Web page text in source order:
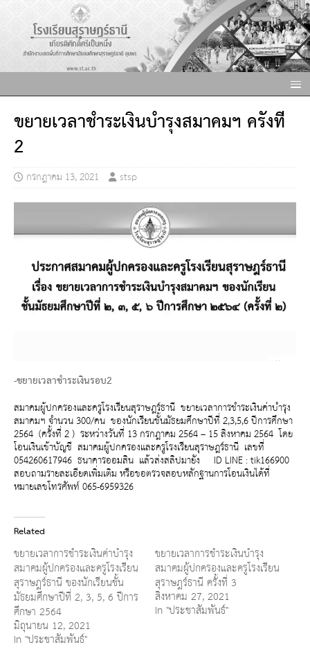
ขยายเวลาชำระเงินบำรุงสมาคมฯ ครั้งที่
2
กรกฎาคม 13, 2021 stsp
-ขยายเวลาชำระเงินรอบ2
สมาคมผู้ปกครองและครูโรงเรียนสุราษฎร์ธานี ขยายเวลาการชำระเงินค่าบำรุง
สมาคมฯ จำนวน 300/คน ของนักเรียนชั้นมัธยมศึกษาปีที่ 2,3,5,6 ปีการศึกษา
2564 (ครั้งที่ 2 ) ระหว่างวันที่ 13 กรกฎาคม 2564 – 15 สิงหาคม 2564 โดย
โอนเงินเข้าบัญชี สมาคมผู้ปกครองและครูโรงเรียนสุราษฎร์ธานี เลขที่
054260617946 ธนาคารออมสิน แล้วส่งสลิปมายัง ID LINE : tik166900
สอบถามรายละเอียดเพิ่มเติม หรือขอตรวจสอบหลักฐานการโอนเงินได้ที่
หมายเลขโทรศัพท์ 065-6959326
Related
ขยายเวลาการชำระเงินค่าบำรุง
สมาคมผู้ปกครองและครูโรงเรียน
สุราษฎร์ธานี ของนักเรียนชั้น
มัธยมศึกษาปีที่ 2, 3, 5, 6 ปีการ
ศึกษา 2564
มิถุนายน 12, 2021
In "ประชาสัมพันธ์"
ขยายเวลาการชำระเงินบำรุง
สมาคมผู้ปกครองและครูโรงเรียน
สุราษฎร์ธานี ครั้งที่ 3
สิงหาคม 27, 2021
In "ประชาสัมพันธ์"